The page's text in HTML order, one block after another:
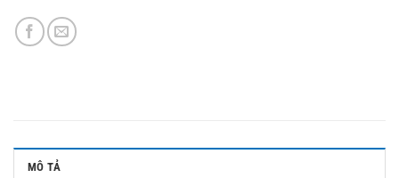
MÔ TẢ